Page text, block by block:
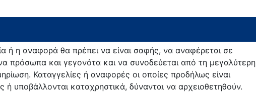
ή η αναφορά θα πρέπει να είναι σαφής, να αναφέρεται σε
πρόσωπα και γεγονότα και να συνοδεύεται από τη μεγαλύτερη
Καταγγελίες ή αναφορές οι οποίες προδήλως είναι
ή υποβάλλονται καταχρηστικά, δύνανται να αρχειοθετηθούν.